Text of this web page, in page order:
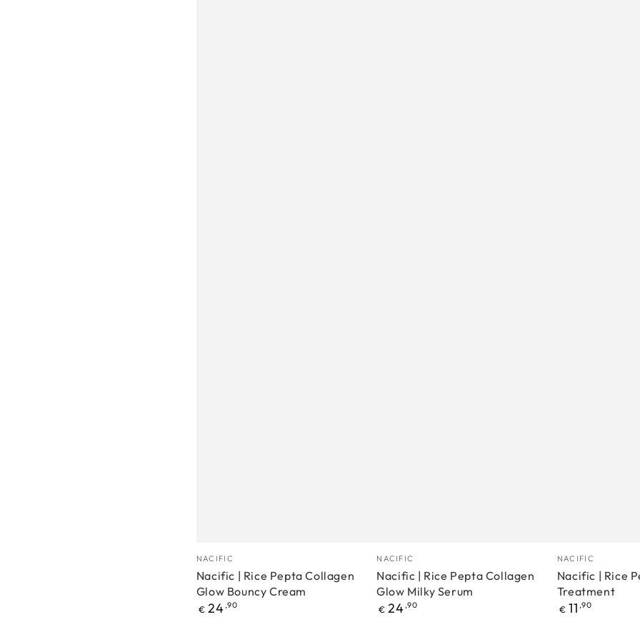
Nacific
|
Rice
Pepta
Proizvođać
NACIFIC
Nacific | Rice Pepta Collagen
Glow Bouncy Cream
Redovna
€ 24 ,90
Nacific
|
Rice
Pepta
Proizvođać
NACIFIC
Nacific | Rice Pepta Collagen
Glow Milky Serum
Redovna
€ 24 ,90
Nacific
|
Rice
Pepta
Proizvođać
NACIFIC
Nacific | Rice
Treatment
Redovna
€ 11 ,90